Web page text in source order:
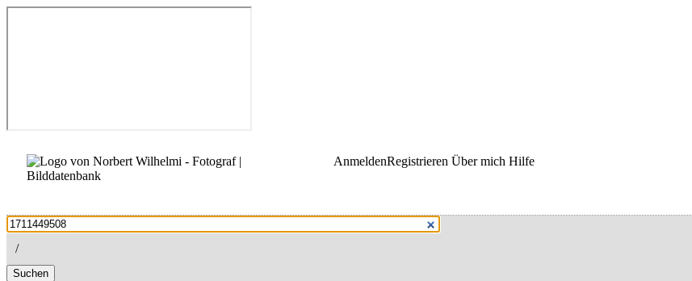
AnmeldenRegistrieren Über mich Hilfe
/
Suchen